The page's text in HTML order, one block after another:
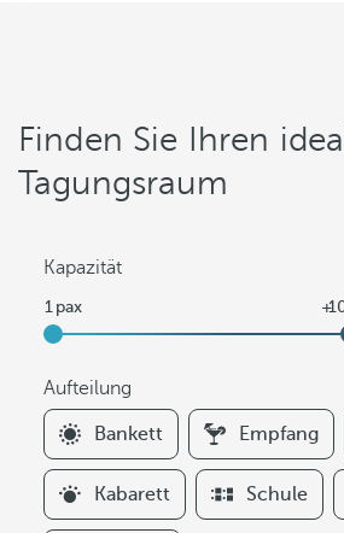
Finden Sie Ihren
Tagungsraum
Kapazität
Aufteilung
F
i
l
t
Bankett Empfang
Kabarett Schule